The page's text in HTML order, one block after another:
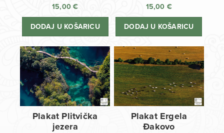
15,00€
DODAJ U KOŠARICU
15,00 €
DODAJ U KOŠARICU
Plakat Plitvička
jezera
Plakat Ergela
Đakovo